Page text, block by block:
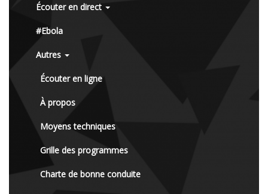
Écouter en direct
#Ebola
Autres
Écouter en ligne
À propos
Moyens techniques
Grille des programmes
Charte de bonne conduite